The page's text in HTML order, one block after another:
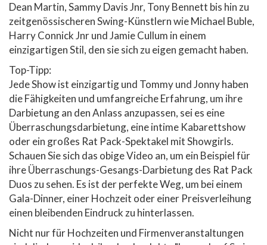
Dean Martin, Sammy Davis Jnr, Tony Bennett bis hin zu
zeitgenössischeren Swing-Künstlern wie Michael Buble,
Harry Connick Jnr und Jamie Cullum in einem
einzigartigen Stil, den sie sich zu eigen gemacht haben.
Top-Tipp:
Jede Show ist einzigartig und Tommy und Jonny haben
die Fähigkeiten und umfangreiche Erfahrung, um ihre
Darbietung an den Anlass anzupassen, sei es eine
Überraschungsdarbietung, eine intime Kabarettshow
oder ein großes Rat Pack-Spektakel mit Showgirls.
Schauen Sie sich das obige Video an, um ein Beispiel für
ihre Überraschungs-Gesangs-Darbietung des Rat Pack
Duos zu sehen. Es ist der perfekte Weg, um bei einem
Gala-Dinner, einer Hochzeit oder einer Preisverleihung
einen bleibenden Eindruck zu hinterlassen.
Nicht nur für Hochzeiten und Firmenveranstaltungen